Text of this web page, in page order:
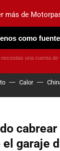
ELÉCTRICOS
Calor
cabrear
el garaje
más de
como
necesitas una cuenta de